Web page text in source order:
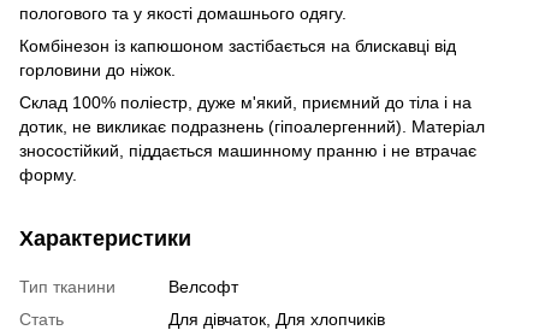
пологового та у якості домашнього одягу.
Комбінезон із капюшоном застібається на блискавці від
горловини до ніжок.
Склад 100% поліестр, дуже м'який, приємний до тіла і на
дотик, не викликає подразнень (гіпоалергенний). Матеріал
зносостійкий, піддається машинному пранню і не втрачає
форму.
Характеристики
Тип тканини
Велсофт
Стать
Для дівчаток, Для хлопчиків